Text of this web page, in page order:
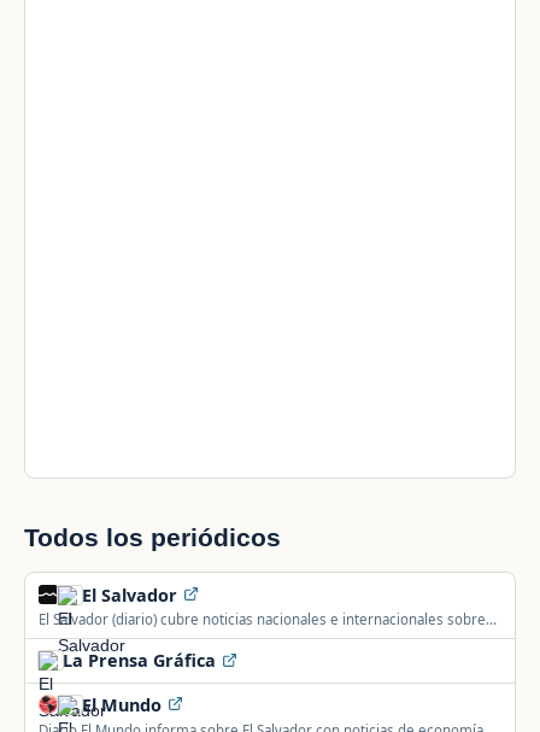
Todos los periódicos
El Salvador
El Salvador (diario) cubre noticias nacionales e internacionales sobre
economía, política, deportes y tecnología.
La Prensa Gráfica
El Mundo